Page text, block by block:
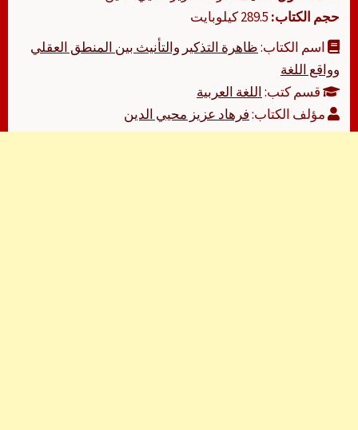
حجم الكتاب:
اسم الكتاب:ظاهرة التذكير والتأنيث بين المنطق العقلي
وواقع اللغة
قسم كتب:اللغة العربية
مؤلف الكتاب:فرهاد عزيز محيي الدين